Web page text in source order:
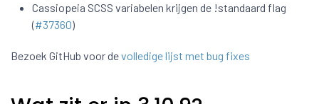
Cassiopeia SCSS variabelen krijgen de !standaard flag
(#37360)
Bezoek GitHub voor devolledige lijst met bug fixes